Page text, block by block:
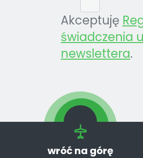
Akceptuję
świadczenia
newslettera.
wróć na górę